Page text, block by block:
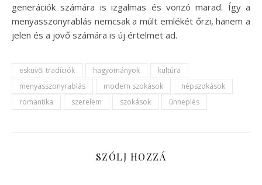
generációk számára is izgalmas és vonzó marad. Így a
menyasszonyrablás nemcsak a múlt emlékét őrzi, hanem a
jelen és a jövő számára is új értelmet ad.
esküvői tradíciók hagyományok
kultúra
menyasszonyrablás
modern szokások
népszokások
romantika
szerelem szokások ünneplés
SZÓLJ HOZZÁ